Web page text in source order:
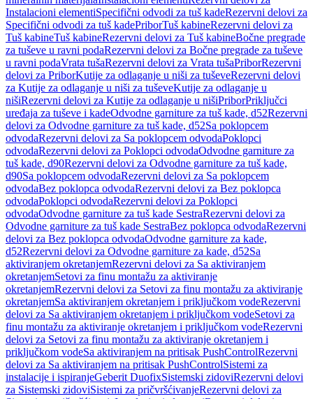
Instalacioni elementiSpecifični odvodi za tuš kadeRezervni delovi za
Specifični odvodi za tuš kadePriborTuš kabineRezervni delovi za
Tuš kabineTuš kabineRezervni delovi za Tuš kabineBočne pregrade
za tuševe u ravni podaRezervni delovi za Bočne pregrade za tuševe
u ravni podaVrata tušaRezervni delovi za Vrata tušaPriborRezervni
delovi za PriborKutije za odlaganje u niši za tuševeRezervni delovi
za Kutije za odlaganje u niši za tuševeKutije za odlaganje u
nišiRezervni delovi za Kutije za odlaganje u nišiPriborPriključci
uređaja za tuševe i kadeOdvodne garniture za tuš kade, d52Rezervni
delovi za Odvodne garniture za tuš kade, d52Sa poklopcem
odvodaRezervni delovi za Sa poklopcem odvodaPoklopci
odvodaRezervni delovi za Poklopci odvodaOdvodne garniture za
tuš kade, d90Rezervni delovi za Odvodne garniture za tuš kade,
d90Sa poklopcem odvodaRezervni delovi za Sa poklopcem
odvodaBez poklopca odvodaRezervni delovi za Bez poklopca
odvodaPoklopci odvodaRezervni delovi za Poklopci
odvodaOdvodne garniture za tuš kade SestraRezervni delovi za
Odvodne garniture za tuš kade SestraBez poklopca odvodaRezervni
delovi za Bez poklopca odvodaOdvodne garniture za kade,
d52Rezervni delovi za Odvodne garniture za kade, d52Sa
aktiviranjem okretanjemRezervni delovi za Sa aktiviranjem
okretanjemSetovi za finu montažu za aktiviranje
okretanjemRezervni delovi za Setovi za finu montažu za aktiviranje
okretanjemSa aktiviranjem okretanjem i priključkom vodeRezervni
delovi za Sa aktiviranjem okretanjem i priključkom vodeSetovi za
finu montažu za aktiviranje okretanjem i priključkom vodeRezervni
delovi za Setovi za finu montažu za aktiviranje okretanjem i
priključkom vodeSa aktiviranjem na pritisak PushControlRezervni
delovi za Sa aktiviranjem na pritisak PushControlSistemi za
instalacije i ispiranjeGeberit DuofixSistemski zidoviRezervni delovi
za Sistemski zidoviSistemi za pričvršćivanjeRezervni delovi za